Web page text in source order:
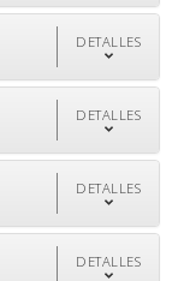
DETALLES
DETALLES
DETALLES
DETALLES